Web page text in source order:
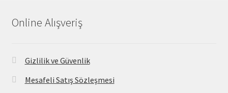
Online Alışveriş
Gizlilik ve Güvenlik
Mesafeli Satış Sözleşmesi